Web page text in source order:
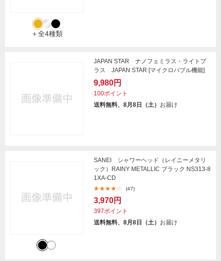
＋全4種類
JAPAN STAR ナノフェミラス・ライトプ
ラス JAPAN STAR [マイクロバブル機能]
9,980円
100ポイント
送料無料、8月8日（土） お届け
SANEI シャワーヘッド（レイニーメタリ
ック）RAINY METALLIC ブラック NS313-8
1XA-CD
(47)
3,970円
397ポイント
送料無料、8月8日（土） お届け